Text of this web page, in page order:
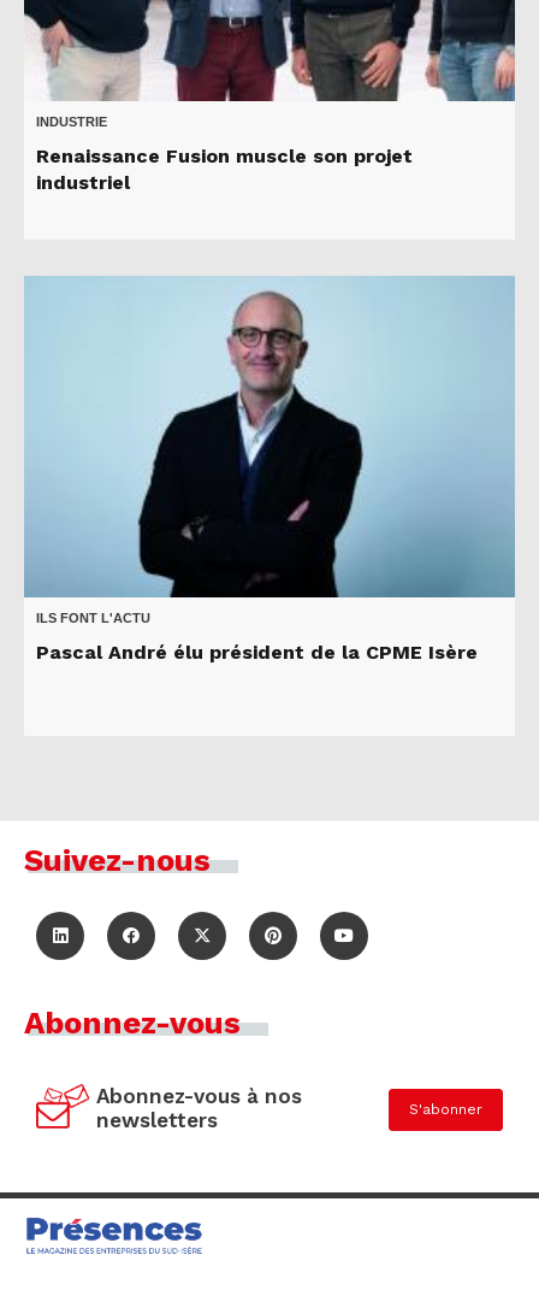
INDUSTRIE
Renaissance Fusion muscle son projet
industriel
ILS FONT L'ACTU
Pascal André élu président de la CPME Isère
Suivez-nous
Abonnez-vous
Abonnez-vous à nos
newsletters
S'abonner